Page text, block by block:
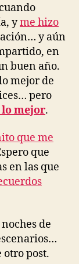
yme hizo
y aún
en
buen año.
mejor de
pero
lo mejor.
que me
que
en las que
de
otro post.